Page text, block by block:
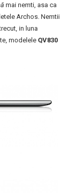
mai nemti, asa ca
Archos. Nemtii
in luna
modelele QV830